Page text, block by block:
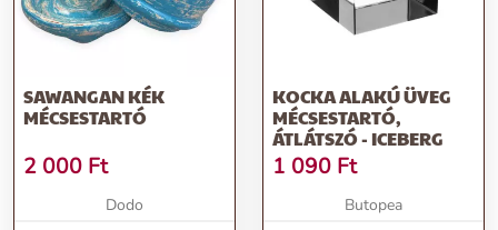
SAWANGAN KÉK
MÉCSESTARTÓ
2 000 Ft
Dodo
KOCKA ALAKÚ ÜVEG
MÉCSESTARTÓ,
ÁTLÁTSZÓ - ICEBERG
1 090 Ft
Butopea